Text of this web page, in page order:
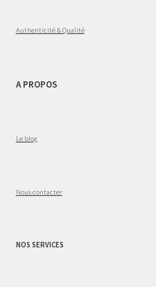
Authenticité & Qualité
A PROPOS
Le blog
Nous contacter
NOS SERVICES